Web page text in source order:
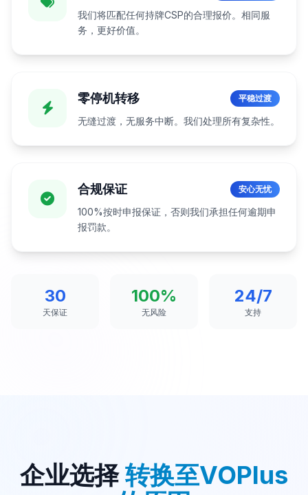
我们将匹配任何持牌CSP的合理报价。相同服
务，更好价值。
零停机转移 平稳过渡
无缝过渡，无服务中断。我们处理所有复杂性。
合规保证 安心无忧
100%按时申报保证，否则我们承担任何逾期申
报罚款。
30
天保证
100%
无风险
24/7
支持
企业选择转换至VOPlus